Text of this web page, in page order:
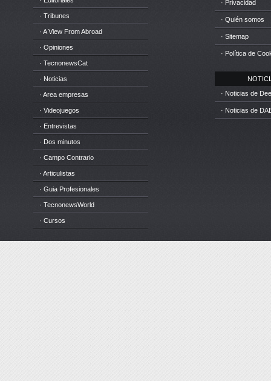
· Tribunes
· A View From Abroad
· Opiniones
· TecnonewsCat
· Noticias
· Area empresas
· Videojuegos
· Entrevistas
· Dos minutos
· Campo Contrario
· Articulistas
· Guia Profesionales
· TecnonewsWorld
· Cursos
· Privacidad
· Quién somos
· Sitemap
· Política de
· Noticias de
· Noticias de